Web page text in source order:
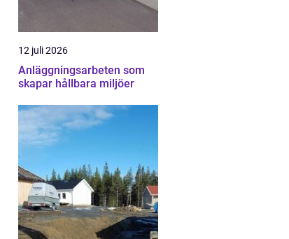
12 juli 2026
Anläggningsarbeten som
skapar hållbara miljöer